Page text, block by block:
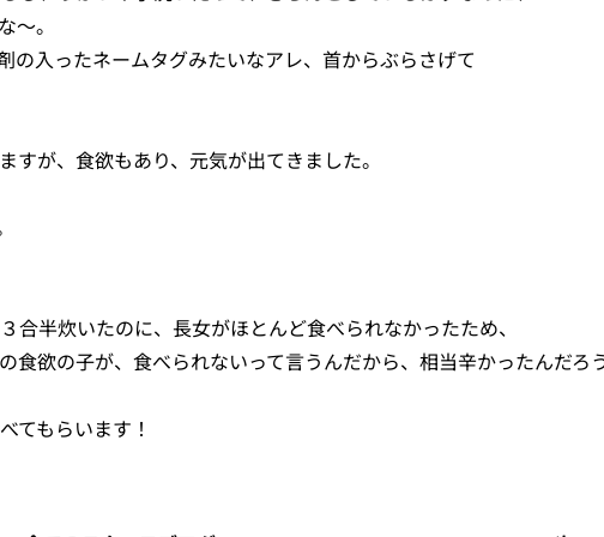
～。
の入ったネームタグみたいなアレ、首からぶらさげて
が、食欲もあり、元気が出てきました。
半炊いたのに、長女がほとんど食べられなかったため、
食欲の子が、食べられないって言うんだから、相当辛かったんだろ
てもらいます！